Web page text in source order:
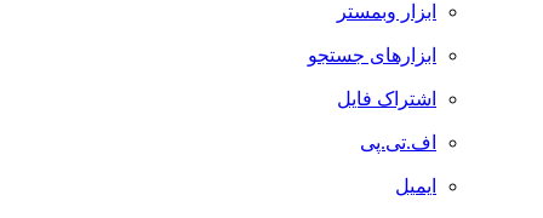
ابزار وبمستر
ابزارهای جستجو
اشتراک فایل
اف.تی.پی
ایمیل